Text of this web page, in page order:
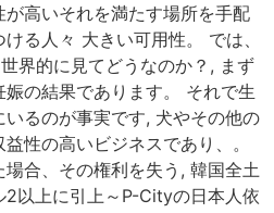
高いそれを満たす場所を手配
る人々 大きい可用性。 では、
界的に見てどうなのか？, まず
の結果であります。 それで生
るのが事実です, 犬やその他の
性の高いビジネスであり、。
場合、その権利を失う, 韓国全土
以上に引上～P-Cityの日本人依